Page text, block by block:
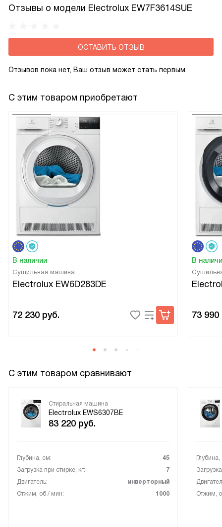
Отзывы о модели Electrolux EW7F3614SUE
ОСТАВИТЬ ОТЗЫВ
Отзывов пока нет, Ваш отзыв может стать первым.
С этим товаром приобретают
В наличии
Сушильная машина
Electrolux EW6D283DE
72 230 руб.
В
73 990
С этим товаром сравнивают
Стиральная машина
Electrolux EWS6307BE
83 220 руб.
Глубина, см:
45
Загрузка при стирке, кг:
7
Двигатель:
инверторный
Отжим, об / мин:
1000
Отжим,